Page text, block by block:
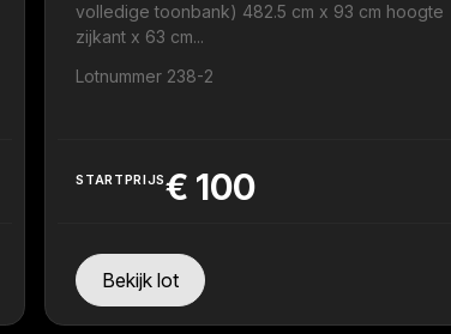
volledige toonbank) 482.5 cm x 93 cm hoogte
zijkant x 63 cm...
Lotnummer 238-2
STARTPRIJS€ 100
Bekijk lot